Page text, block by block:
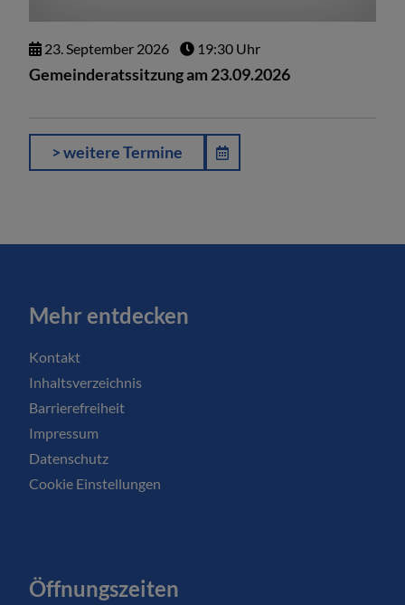
23.September 2026 19:30 Uhr
Gemeinderatssitzung am 23.09.2026
> weitere Termine
Mehr entdecken
Kontakt
Inhaltsverzeichnis
Barrierefreiheit
Impressum
Datenschutz
Cookie Einstellungen
Öffnungszeiten